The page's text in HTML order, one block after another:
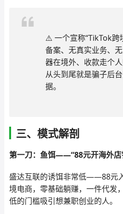
⚠️ 一个宣称“TikTok
备案、无真实业务、
器在境外、收款走个人
从头到尾就是骗子后
据。
三、模式解剖
第一刀：鱼饵——“88元开海外店
盛达互联的诱饵非常低——88元
境电商，零基础躺赚，一件代发
低的门槛吸引想兼职创业的人。